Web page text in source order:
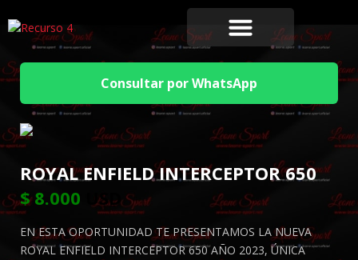
Consultar por WhatsApp
ROYAL ENFIELD INTERCEPTOR 650
$ 8.000 USD
EN ESTA OPORTUNIDAD TE PRESENTAMOS LA NUEVA
ROYAL ENFIELD INTERCEPTOR 650 AÑO 2023, ÚNICA